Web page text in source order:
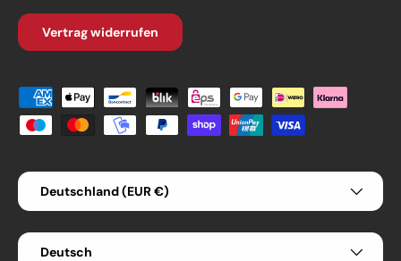
Vertrag widerrufen
Zahlungsmethoden
Land/Region
Deutschland (EUR €)
Sprache
Deutsch